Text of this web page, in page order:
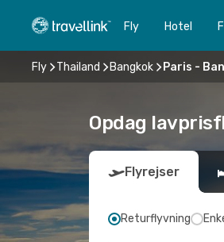
Fly Hotel
Fly Thailand Bangkok Paris -
Opdag
Flyrejser
Returflyvning